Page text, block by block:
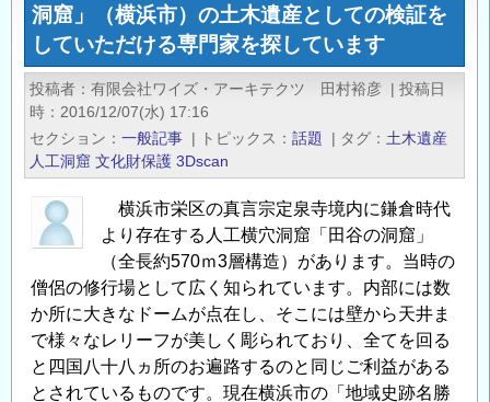
発
展
を
支
た
京
浜
港
ッ
ク
1926
～」
洞窟」（横浜市）の土木遺産としての検証を
していただける専門家を探しています
投稿者 有限会社ワイズ・アーキテクツ 田村裕彦 | 投稿日
時
2016/12/07(水) 17:16
セクション
一般記事 | トピックス 話題 | タグ
土木遺産
人工洞窟 文化財保護 3Dscan
横浜市栄区の真言宗定泉寺境内に鎌倉時代
より存在する人工横穴洞窟「田谷の洞窟」
（全長約570ｍ3層構造）があります。当時の
僧侶の修行場として広く知られています。内部には数
か所に大きなドームが点在し、そこには壁から天井ま
で様々なレリーフが美しく彫られており、全てを回る
と四国八十八ヵ所のお遍路するのと同じご利益がある
とされているものです。現在横浜市の「地域史跡名勝